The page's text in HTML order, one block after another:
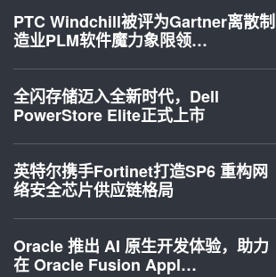
PTC Windchill被评为Gartner离散制
造业PLM软件魔力象限领…
全闪存储迈入全新时代，Dell
PowerStore Elite正式上市
英特尔携手Fortinet打造SP6 重构网
络安全芯片供应链格局
Oracle 推出 AI 原生开发体验，助力
在 Oracle Fusion Appl…